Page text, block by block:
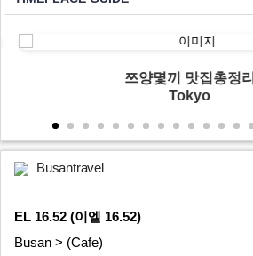
쯔양몇끼 맛집총정리
Tokyo
Busantravel
EL 16.52 (이엘 16.52)
Busan > (Cafe)